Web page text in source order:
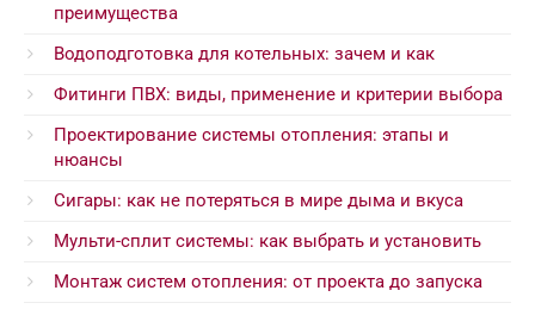
преимущества
Водоподготовка для котельных: зачем и как
Фитинги ПВХ: виды, применение и критерии выбора
Проектирование системы отопления: этапы и
нюансы
Сигары: как не потеряться в мире дыма и вкуса
Мульти-сплит системы: как выбрать и установить
Монтаж систем отопления: от проекта до запуска